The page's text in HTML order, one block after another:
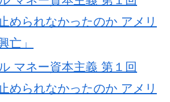
められなかったのか アメリ
亡」
マネー資本主義 第１回
められなかったのか アメリ